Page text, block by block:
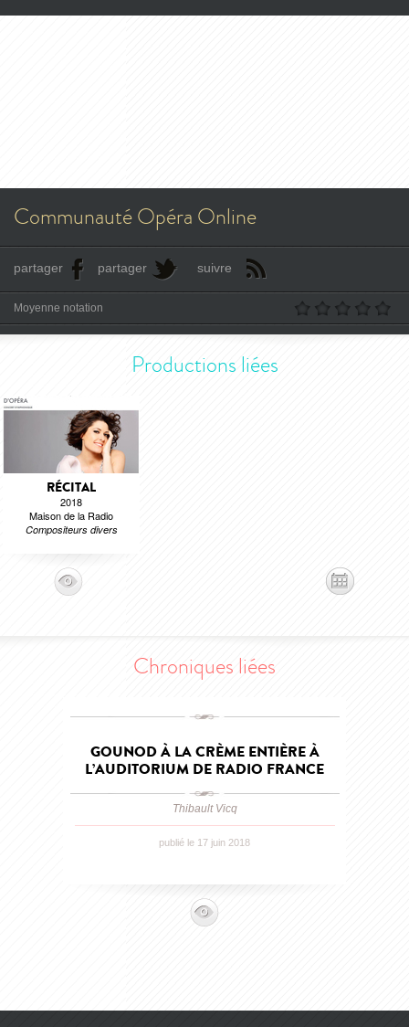
Communauté Opéra Online
partager partager suivre
Moyenne notation
Productions liées
RÉCITAL
2018
Maison de la Radio
Compositeurs divers
Chroniques liées
GOUNOD À LA CRÈME ENTIÈRE À
L’AUDITORIUM DE RADIO FRANCE
Thibault Vicq
publié le 17 juin 2018